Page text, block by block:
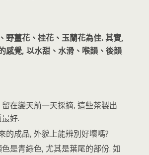
野薑花、桂花、玉蘭花為佳. 其實,
感覺, 以水甜、水滑、喉韻、後韻
在變天前一天採摘, 這些茶製出
好.
的成品, 外貌上能辨別好壞嗎?
是青綠色, 尤其是葉尾的部份. 如